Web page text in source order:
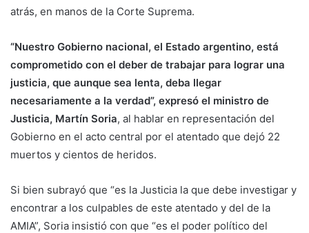
atrás, en manos de la Corte Suprema.
“Nuestro Gobierno nacional, el Estado argentino, está
comprometido con el deber de trabajar para lograr una
justicia, que aunque sea lenta, deba llegar
necesariamente a la verdad”, expresó el ministro de
Justicia, Martín Soria, al hablar en representación del
Gobierno en el acto central por el atentado que dejó 22
muertos y cientos de heridos.
Si bien subrayó que “es la Justicia la que debe investigar y
encontrar a los culpables de este atentado y del de la
AMIA”, Soria insistió con que “es el poder político del